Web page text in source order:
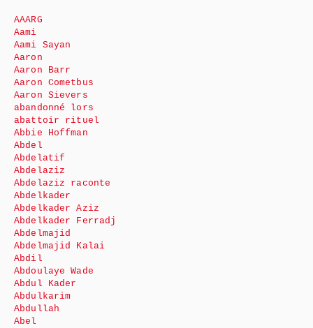
AAARG
Aami
Aami Sayan
Aaron
Aaron Barr
Aaron Cometbus
Aaron Sievers
abandonné lors
abattoir rituel
Abbie Hoffman
Abdel
Abdelatif
Abdelaziz
Abdelaziz raconte
Abdelkader
Abdelkader Aziz
Abdelkader Ferradj
Abdelmajid
Abdelmajid Kalai
Abdil
Abdoulaye Wade
Abdul Kader
Abdulkarim
Abdullah
Abel